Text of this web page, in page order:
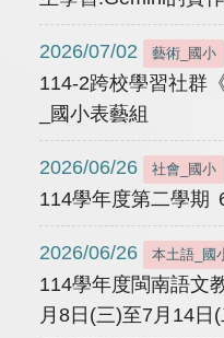
2026/07/02 藝術_國小
114-2跨校學習社群
_國小表藝組
2026/06/26 社會_國小
114學年度第二學期
2026/06/26 本土語_國
114學年度閩南語文
月8日(三)至7月14日